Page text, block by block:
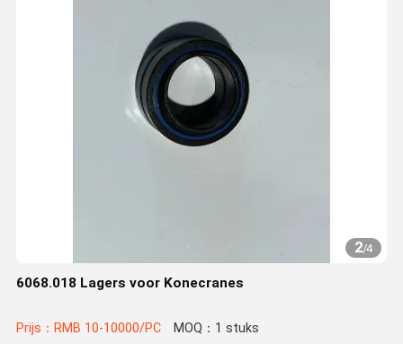
2/4
6068.018 Lagers voor Konecranes
Prijs：RMB 10-10000/PC MOQ：1 stuks